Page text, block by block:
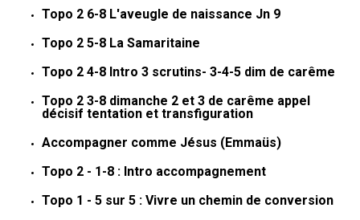
Topo 2 6-8 L'aveugle de naissance Jn 9
Topo 2 5-8 La Samaritaine
Topo 2 4-8 Intro 3 scrutins- 3-4-5 dim de carême
Topo 2 3-8 dimanche 2 et 3 de carême appel
décisif tentation et transfiguration
Accompagner comme Jésus (Emmaüs)
Topo 2 - 1-8 : Intro accompagnement
Topo 1 - 5 sur 5 : Vivre un chemin de conversion